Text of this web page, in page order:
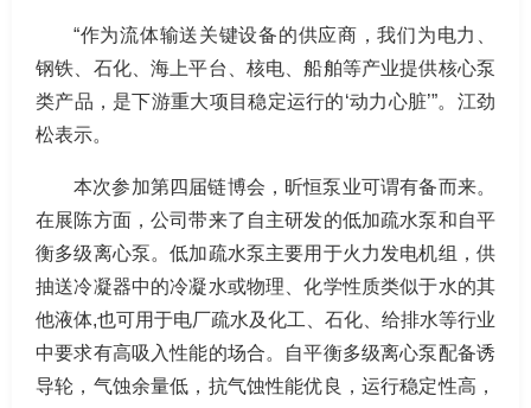
“作为流体输送关键设备的供应商，我们为电力、
钢铁、石化、海上平台、核电、船舶等产业提供核心泵
类产品，是下游重大项目稳定运行的‘动力心脏’”。江劲
松表示。
本次参加第四届链博会，昕恒泵业可谓有备而来。
在展陈方面，公司带来了自主研发的低加疏水泵和自平
衡多级离心泵。低加疏水泵主要用于火力发电机组，供
抽送冷凝器中的冷凝水或物理、化学性质类似于水的其
他液体,也可用于电厂疏水及化工、石化、给排水等行业
中要求有高吸入性能的场合。自平衡多级离心泵配备诱
导轮，气蚀余量低，抗气蚀性能优良，运行稳定性高，